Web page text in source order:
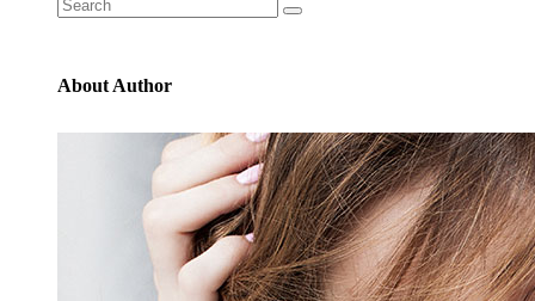
for:
About Author